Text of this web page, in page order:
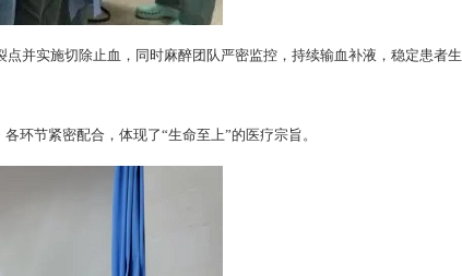
并实施切除止血，同时麻醉团队严密监控，持续输血补液，稳定患者生
环节紧密配合，体现了“生命至上”的医疗宗旨。